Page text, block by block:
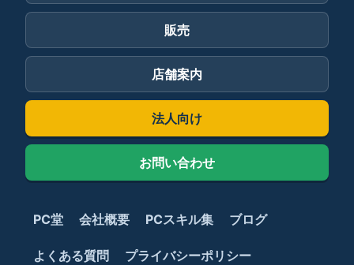
販売
店舗案内
法人向け
お問い合わせ
PC堂 会社概要 PCスキル集 ブログ
よくある質問 プライバシーポリシー